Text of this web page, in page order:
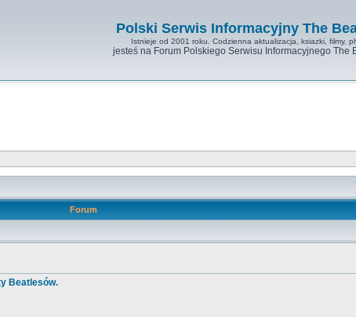
Polski Serwis Informacyjny The
Istnieje od 2001 roku. Codzienna aktualizacja, ksiazki, filmy,
jesteś na Forum Polskiego Serwisu Informacyjnego The
Forum
Beatlesów.